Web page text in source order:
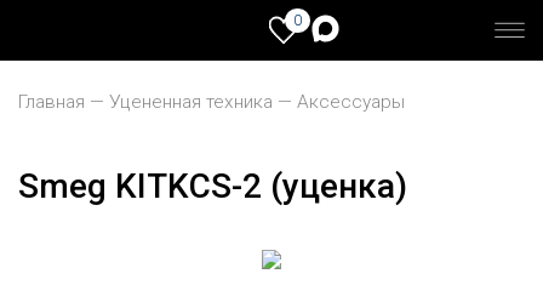
0
Главная Уцененная техника Аксессуары
Smeg KITKCS-2 (уценка)